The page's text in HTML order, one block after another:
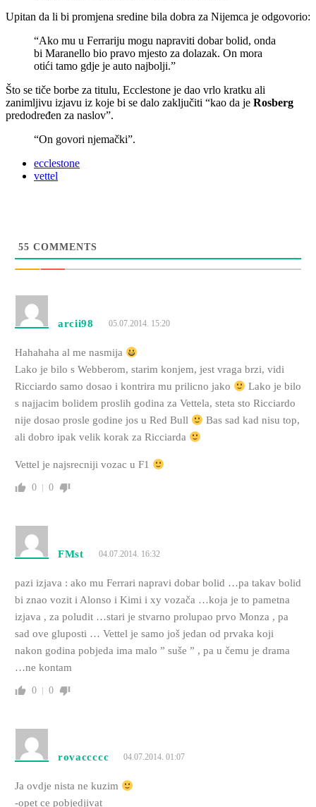
Upitan da li bi promjena sredine bila dobra za Nijemca je odgovorio:
“Ako mu u Ferrariju mogu napraviti dobar bolid, onda
bi Maranello bio pravo mjesto za dolazak. On mora
otići tamo gdje je auto najbolji.”
Što se tiče borbe za titulu, Ecclestone je dao vrlo kratku ali
zanimljivu izjavu iz koje bi se dalo zaključiti “kao da je Rosberg
predodređen za naslov”.
“On govori njemački”.
ecclestone
vettel
55 COMMENTS
arcii98 05.07.2014. 15:20
Hahahaha al me nasmija
Lako je bilo s Webberom, starim konjem, jest vraga brzi, vidi
Ricciardo samo dosao i kontrira mu prilicno jako
Lako je bilo
s najjacim bolidem proslih godina za Vettela, steta sto Ricciardo
nije dosao prosle godine jos u Red Bull
Bas sad kad nisu top,
ali dobro ipak velik korak za Ricciarda
Vettel je najsrecniji vozac u F1
0 0
FMst 04.07.2014. 16:32
pazi izjava : ako mu Ferrari napravi dobar bolid …pa takav bolid
bi znao vozit i Alonso i Kimi i xy vozača …koja je to pametna
izjava , za poludit …stari je stvarno prolupao prvo Monza , pa
sad ove gluposti … Vettel je samo još jedan od prvaka koji
nakon godina pobjeda ima malo ” suše ” , pa u čemu je drama
…ne kontam
0 0
rovaccccc 04.07.2014. 01:07
Ja ovdje nista ne kuzim
-opet ce pobjedjivat